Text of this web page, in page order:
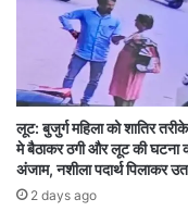
लूट: बुजुर्ग महिला को शातिर
मे बैठाकर ठगी और लूट की घटना
अंजाम, नशीला पदार्थ पिलाकर
2 days ago